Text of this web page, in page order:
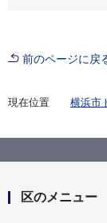
前のページに戻
現在位置 横浜市
【第8
区のメニュー